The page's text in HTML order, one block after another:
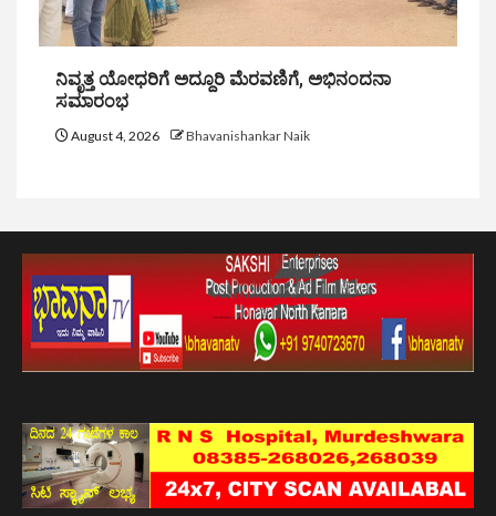
ನಿವೃತ್ತ ಯೋಧರಿಗೆ ಅದ್ದೂರಿ ಮೆರವಣಿಗೆ, ಅಭಿನಂದನಾ
ಸಮಾರಂಭ
August 4, 2026 Bhavanishankar Naik